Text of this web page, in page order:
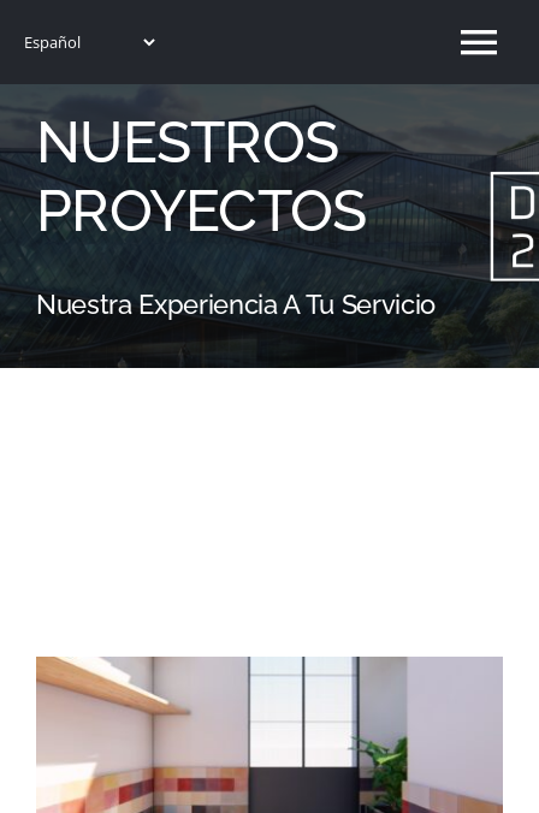
Home
DG2A
Servicios
NUESTROS
PROYECTOS
Nuestra Experiencia A Tu Servicio